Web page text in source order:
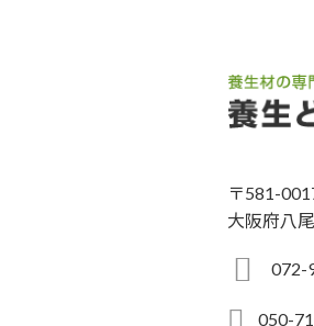
〒581-
大阪府八
072-
050-